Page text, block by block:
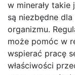
w minerały
są niezbędne
organizmu.
może pomóc w
wspierać pracę
właściwości